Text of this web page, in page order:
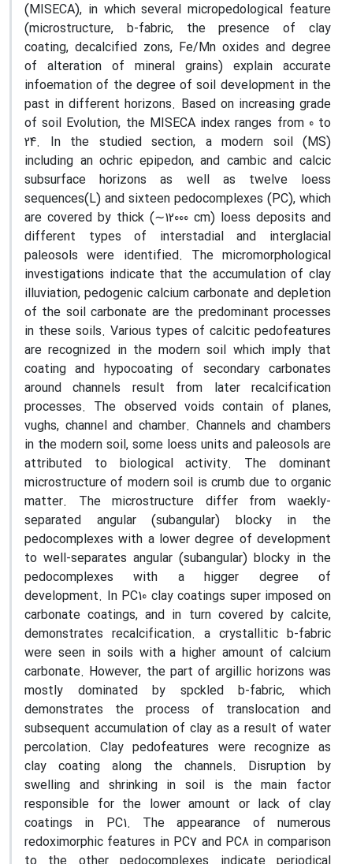
(MISECA), in which several micropedological feature
(microstructure, b-fabric, the presence of clay
coating, decalcified zons, Fe/Mn oxides and degree
of alteration of mineral grains) explain accurate
infoemation of the degree of soil development in the
past in different horizons. Based on increasing grade
of soil Evolution, the MISECA index ranges from 0 to
24. In the studied section, a modern soil (MS)
including an ochric epipedon, and cambic and calcic
subsurface horizons as well as twelve loess
sequences(L) and sixteen pedocomplexes (PC), which
are covered by thick (∼12000 cm) loess deposits and
different types of interstadial and interglacial
paleosols were identified. The micromorphological
investigations indicate that the accumulation of clay
illuviation, pedogenic calcium carbonate and depletion
of the soil carbonate are the predominant processes
in these soils. Various types of calcitic pedofeatures
are recognized in the modern soil which imply that
coating and hypocoating of secondary carbonates
around channels result from later recalcification
processes. The observed voids contain of planes,
vughs, channel and chamber. Channels and chambers
in the modern soil, some loess units and paleosols are
attributed to biological activity. The dominant
microstructure of modern soil is crumb due to organic
matter. The microstructure differ from waekly-
separated angular (subangular) blocky in the
pedocomplexes with a lower degree of development
to well-separates angular (subangular) blocky in the
pedocomplexes with a higger degree of
development. In PC10 clay coatings super imposed on
carbonate coatings, and in turn covered by calcite,
demonstrates recalcification. a crystallitic b-fabric
were seen in soils with a higher amount of calcium
carbonate. However, the part of argillic horizons was
mostly dominated by spckled b-fabric, which
demonstrates the process of translocation and
subsequent accumulation of clay as a result of water
percolation. Clay pedofeatures were recognize as
clay coating along the channels. Disruption by
swelling and shrinking in soil is the main factor
responsible for the lower amount or lack of clay
coatings in PC1. The appearance of numerous
redoximorphic features in PC7 and PC8 in comparison